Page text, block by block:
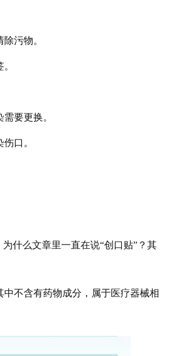
污物。
要更换。
口。
什么文章里一直在说“创口贴”？其
不含有药物成分，属于医疗器械相